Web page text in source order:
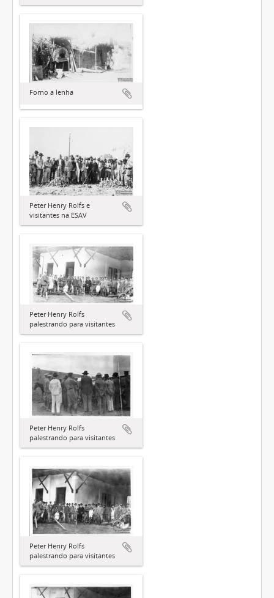
Forno a lenha
Peter Henry Rolfs e
visitantes na ESAV
Peter Henry Rolfs
palestrando para visitantes
Peter Henry Rolfs
palestrando para visitantes
Peter Henry Rolfs
palestrando para visitantes